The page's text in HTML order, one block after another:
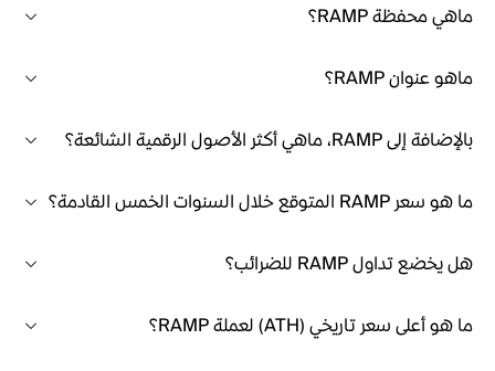
ماهي محفظة RAMP؟
ماهو عنوان RAMP؟
بالإضافة إلى RAMP، ماهي أكثر الأصول الرقمية الشائعة؟
ما هو سعر RAMP المتوقع خلال السنوات الخمس القادمة؟
هل يخضع تداول RAMP للضرائب؟
ما هو أعلى سعر تاريخي (ATH) لعملة RAMP؟